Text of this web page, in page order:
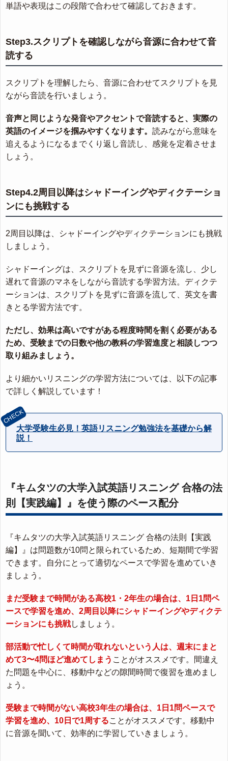
単語や表現はこの段階で合わせて確認しておきます。
Step3.スクリプトを確認しながら音源に合わせて音
読する
スクリプトを理解したら、音源に合わせてスクリプトを見
ながら音読を行いましょう。
音声と同じような発音やアクセントで音読すると、実際の
英語のイメージを掴みやすくなります。 読みながら意味を
追えるようになるまでくり返し音読し、感覚を定着させま
しょう。
Step4.2周目以降はシャドーイングやディクテーショ
ンにも挑戦する
2周目以降は、シャドーイングやディクテーションにも挑戦
しましょう。
シャドーイングは、スクリプトを見ずに音源を流し、少し
遅れて音源のマネをしながら音読する学習方法。ディクテ
ーションは、スクリプトを見ずに音源を流して、英文を書
きとる学習方法です。
ただし、効果は高いですがある程度時間を割く必要がある
ため、受験までの日数や他の教科の学習進度と相談しつつ
取り組みましょう。
より細かいリスニングの学習方法については、以下の記事
で詳しく解説しています！
大学受験生必見！英語リスニング勉強法を基礎から解
説！
『キムタツの大学入試英語リスニング 合格の法
則【実践編】』を使う際のペース配分
『キムタツの大学入試英語リスニング 合格の法則【実践
編】』は問題数が10問と限られているため、短期間で学習
できます。自分にとって適切なペースで学習を進めていき
ましょう。
まだ受験まで時間がある高校1・2年生の場合は、1日1問ペ
ースで学習を進め、2周目以降にシャドーイングやディクテ
ーションにも挑戦しましょう。
部活動で忙しくて時間が取れないという人は、週末にまと
めて3〜4問ほど進めてしまう ことがオススメです。間違え
た問題を中心に、移動中などの隙間時間で復習を進めまし
ょう。
受験まで時間がない高校3年生の場合は、1日1問ペースで
学習を進め、10日で1周することがオススメです。移動中
に音源を聞いて、効率的に学習していきましょう。